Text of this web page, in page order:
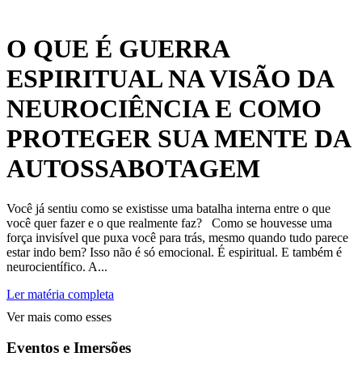
O QUE É GUERRA
ESPIRITUAL NA VISÃO DA
NEUROCIÊNCIA E COMO
PROTEGER SUA MENTE DA
AUTOSSABOTAGEM
Você já sentiu como se existisse uma batalha interna entre o que
você quer fazer e o que realmente faz? Como se houvesse uma
força invisível que puxa você para trás, mesmo quando tudo parece
estar indo bem? Isso não é só emocional. É espiritual. E também é
neurocientífico. A...
Ler matéria completa
Ver mais como esses
Eventos e Imersões